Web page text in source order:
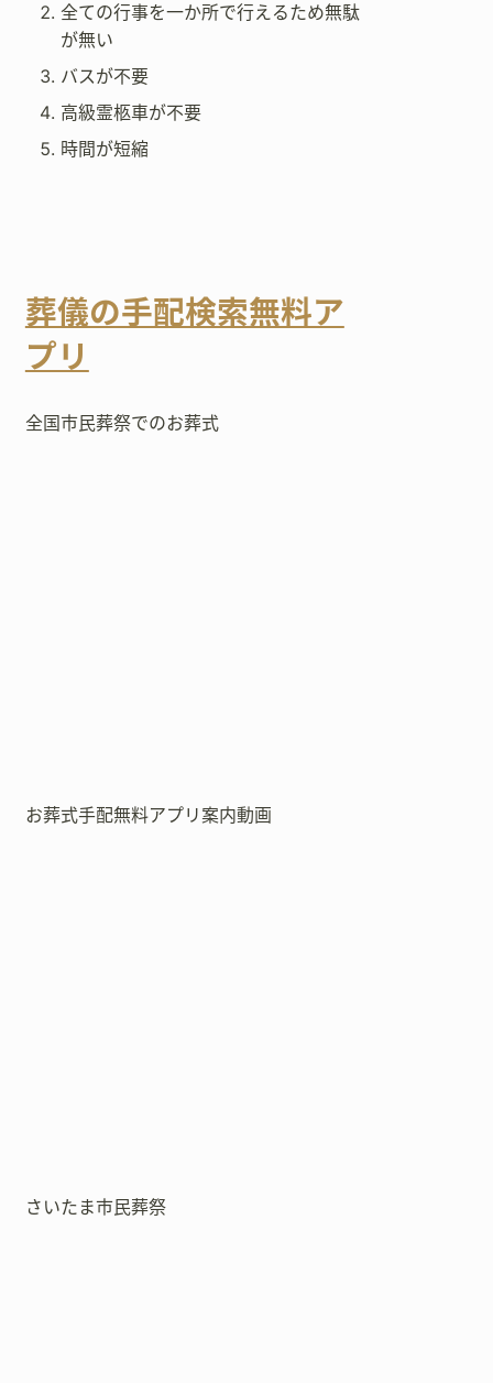
全ての行事を一か所で行えるため無駄
が無い
バスが不要
高級霊柩車が不要
時間が短縮
葬儀の手配検索無料ア
プリ
全国市民葬祭でのお葬式
お葬式手配無料アプリ案内動画
さいたま市民葬祭